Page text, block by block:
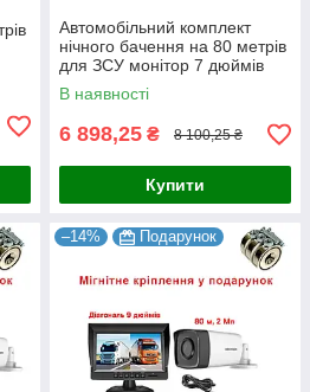
Автомобільний комплект
нічного бачення на 80 метрів
для ЗСУ монітор 7 дюймів
1024x600 AHD
В наявності
6 898,25 ₴ 8 100,25 ₴
Купити
–14% Подарунок